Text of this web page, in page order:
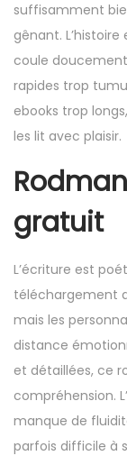
suffisamment
gênant. L’histoire
coule
rapides trop
ebooks trop
les lit avec plaisir.
gratuit
L’écriture est
téléchargement
mais les
distance
et détaillées, ce
compréhension.
manque de
parfois difficile à